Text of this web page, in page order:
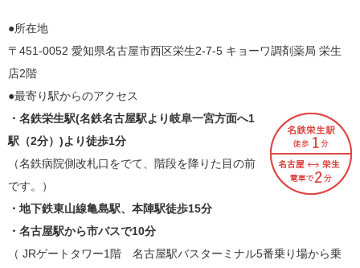
●所在地
〒451-0052 愛知県名古屋市西区栄生2-7-5 キョーワ調剤薬局 栄生
店2階
●最寄り駅からのアクセス
・名鉄栄生駅(名鉄名古屋駅より岐阜一宮方面へ1
駅（2分）)より徒歩1分
（名鉄病院側改札口をでて、階段を降りた目の前
です。）
・地下鉄東山線亀島駅、本陣駅徒歩15分
・名古屋駅から市バスで10分
（ JRゲートタワー1階 名古屋駅バスターミナル5番乗り場から乗